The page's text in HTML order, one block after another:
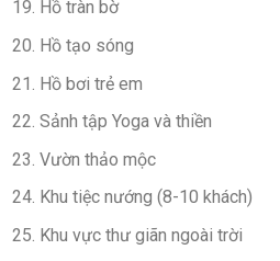
Hồ tràn bờ
Hồ tạo sóng
Hồ bơi trẻ em
Sảnh tập Yoga và thiền
Vườn thảo mộc
Khu tiệc nướng (8-10 khách)
Khu vực thư giãn ngoài trời